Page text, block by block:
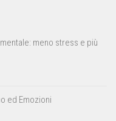
meno stress e più
ed Emozioni